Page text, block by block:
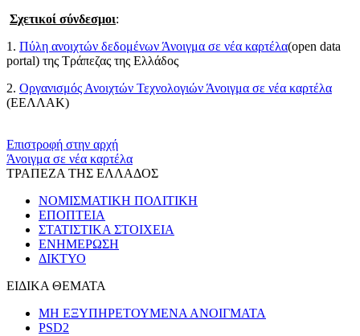
Σχετικοί σύνδεσμοι:
1. Πύλη ανοιχτών δεδομένων Άνοιγμα σε νέα καρτέλα(open data
portal) της Τράπεζας της Ελλάδος
2. Οργανισμός Ανοιχτών Τεχνολογιών Άνοιγμα σε νέα καρτέλα
(ΕΕΛΛΑΚ)
Επιστροφή στην αρχή
Άνοιγμα σε νέα καρτέλα
ΤΡΑΠΕΖΑ ΤΗΣ ΕΛΛΑΔΟΣ
ΝΟΜΙΣΜΑΤΙΚΗ ΠΟΛΙΤΙΚΗ
ΕΠΟΠΤΕΙΑ
ΣΤΑΤΙΣΤΙΚΑ ΣΤΟΙΧΕΙΑ
ΕΝΗΜΕΡΩΣΗ
ΔΙΚΤΥΟ
ΕΙΔΙΚΑ ΘΕΜΑΤΑ
ΜΗ ΕΞΥΠΗΡΕΤΟΥΜΕΝΑ ΑΝΟΙΓΜΑΤΑ
PSD2